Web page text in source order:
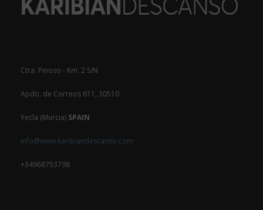
Ctra. Pinoso - Km. 2 S/N
Apdo. de Correos 611, 30510
Yecla (Murcia) SPAIN
info@www.karibiandescanso.com
+34968753798